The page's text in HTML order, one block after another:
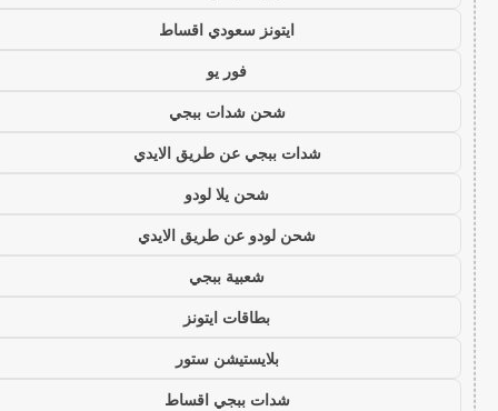
ايتونز سعودي اقساط
فور يو
شحن شدات ببجي
شدات ببجي عن طريق الايدي
شحن يلا لودو
شحن لودو عن طريق الايدي
شعبية ببجي
بطاقات ايتونز
بلايستيشن ستور
شدات ببجي اقساط